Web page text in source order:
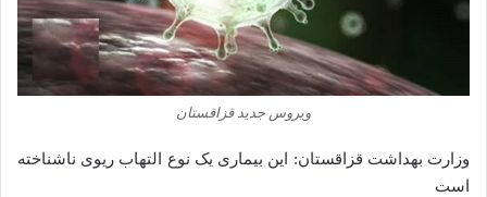
ویروس جدید قزاقستان
وزارت بهداشت قزاقستان: این بیماری یک نوع التهاب ریوی ناشناخته
است